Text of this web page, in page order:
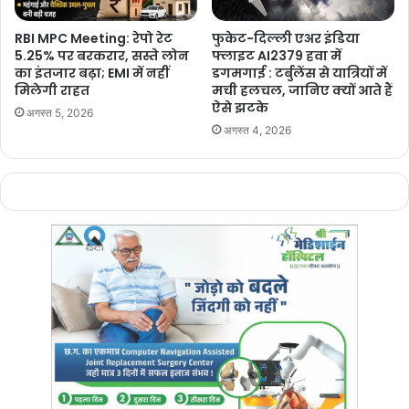
खन्ना और जस्टिस दीपांकर दत्ता की बेंच ने दिल्ली के सीएम अरविंद केजरीवाल को
जमानत दी थी। 8 नवंबर को एएमयू से जुड़े फैसले में जस्टिस खन्ना ने यूनिवर्सिटी
को अल्पसंख्यक का दर्जा देने का समर्थन किया था।
Manish Tiwari
RBI MPC Meeting: रेपो रेट
5.25% पर बरकरार, सस्ते लोन
का इंतजार बढ़ा; EMI में नहीं
मिलेगी राहत
अगस्त 5, 2026
फुकेट-दिल्ली एअर इंडिया
फ्लाइट AI2379 हवा में
डगमगाई : टर्बुलेंस से यात्रियों में
मची हलचल, जानिए क्यों आते हैं
ऐसे झटके
अगस्त 4, 2026